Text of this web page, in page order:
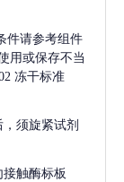
件请参考组件
用或保存不当
冻干标准
须旋紧试剂
触酶标板